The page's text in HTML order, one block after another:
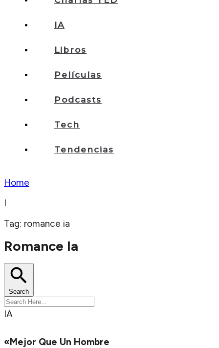
IA
Libros
Películas
Podcasts
Tech
Tendencias
Home
I
Tag: romance ia
Romance Ia
Search
IA
«Mejor Que Un Hombre